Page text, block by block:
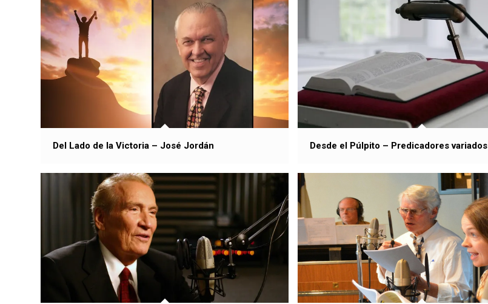
Del Lado de la Victoria – José Jordán Desde el Púlpito – Predicadores variados